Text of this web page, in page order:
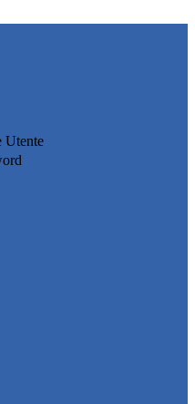
Utente